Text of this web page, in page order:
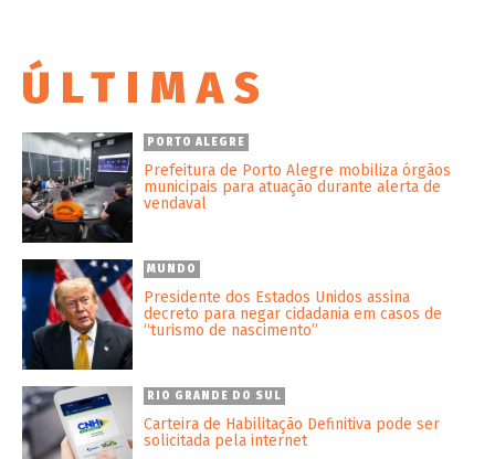
ÚLTIMAS
PORTO ALEGRE
Prefeitura de Porto Alegre mobiliza órgãos
municipais para atuação durante alerta de
vendaval
MUNDO
Presidente dos Estados Unidos assina
decreto para negar cidadania em casos de
“turismo de nascimento”
RIO GRANDE DO SUL
Carteira de Habilitação Definitiva pode ser
solicitada pela internet